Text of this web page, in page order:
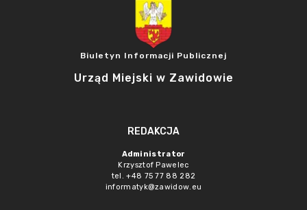
Biuletyn Informacji Publicznej
Urząd Miejski w Zawidowie
REDAKCJA
Administrator
Krzysztof Pawelec
tel. +48 75 77 88 282
informatyk@zawidow.eu